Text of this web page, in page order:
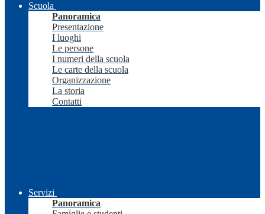
Scuola
Panoramica
Presentazione
I luoghi
Le persone
I numeri della scuola
Le carte della scuola
Organizzazione
La storia
Contatti
Servizi
Panoramica